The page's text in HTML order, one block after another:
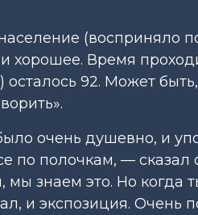
(восприняло
хорошее. Время
92. Может
очень душевно, и
по полочкам, — сказал
знаем это. Но когда
и экспозиция. Очень